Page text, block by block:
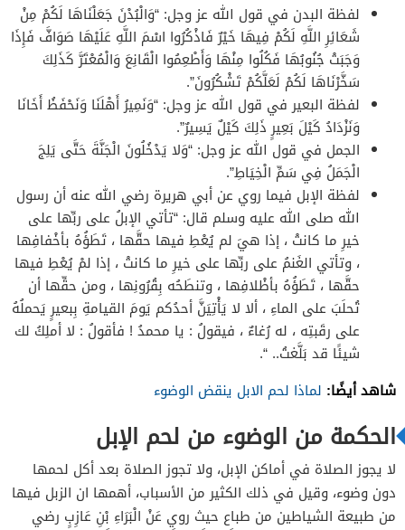
لفظة البدن في قول الله عز وجل: “وَالْبُدْنَ جَعَلْنَاهَا لَكُمْ مِنْ
شَعَائِرِ اللَّهِ لَكُمْ فِيهَا خَيْرٌ فَاذْكُرُوا اسْمَ اللَّهِ عَلَيْهَا صَوَافَّ فَإِذَا
وَجَبَتْ جُنُوبُهَا فَكُلُوا مِنْهَا وَأَطْعِمُوا الْقَانِعَ وَالْمُعْتَرَّ كَذَلِكَ
سَخَّرْنَاهَا لَكُمْ لَعَلَّكُمْ تَشْكُرُونَ”.
لفظة البعير في قول الله عز وجل: “وَنَمِيرُ أَهْلَنَا وَنَحْفَظُ أَخَانَا
وَنَزْدَادُ كَيْلَ بَعِيرٍ ذَلِكَ كَيْلٌ يَسِيرٌ”.
الجمل في قول الله عز وجل: “وَلا يَدْخُلُونَ الْجَنَّةَ حَتَّى يَلِجَ
الْجَمَلُ فِي سَمِّ الْخِيَاطِ”.
لفظة الإبل فيما روي عن أبي هريرة رضي الله عنه أن رسول
الله صلى الله عليه وسلم قال: “تأتي الإبلُ على ربِّها على
خيرِ ما كانتْ ، إذا هيَ لم يُعْطِ فيها حقَّها ، تَطَؤُهُ بأخْفافِها
، وتأتي الغَنمُ على ربِّها على خيرِ ما كانتْ ، إذا لمْ يُعْطِ فيها
حقَّها ، تَطَؤُهُ بأظْلافِها ، وتنطَحُه بِقُرُونِها ، ومن حقِّها أن
تُحلَبَ على الماءِ ، ألا لا يَأْتِيَنَّ أحدُكم يَومَ القيامةِ بِبعيرٍ يَحملُهُ
على رقَبتِه ، له رُغاءٌ ، فيقولُ : يا محمدُ ! فأقولُ : لا أملِكُ لك
شيئًا قد بَلَّغتُ.. “.
شاهد أيضًا: لماذا لحم الابل ينقض الوضوء
الحكمة من الوضوء من لحم الإبل
لا يجوز الصلاة في أماكن الإبل، ولا تجوز الصلاة بعد أكل لحمها
دون وضوء، وقيل في ذلك الكثير من الأسباب، أهمها ان الزبل فيها
من طبيعة الشياطين من طباع حيث روي عَنْ الْبَرَاءِ بْنِ عَازِبٍ رضي